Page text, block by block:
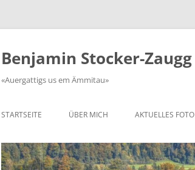
Zum
springen
Benjamin Stocker-Zaugg
«Auergattigs us em Ämmitau»
STARTSEITE ÜBER MICH AKTUELLES FOTO